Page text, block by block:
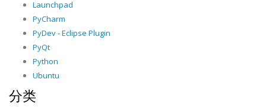
Launchpad
PyCharm
PyDev - Eclipse Plugin
PyQt
Python
Ubuntu
分类